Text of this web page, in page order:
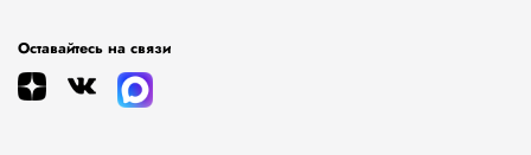
Оставайтесь на связи